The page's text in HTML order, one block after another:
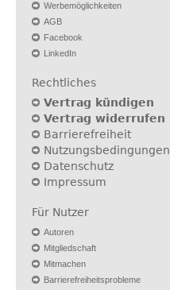
Werbemöglichkeiten
AGB
Facebook
LinkedIn
Rechtliches
Vertrag kündigen
Vertrag widerrufen
Barrierefreiheit
Nutzungsbedingungen
Datenschutz
Impressum
Für Nutzer
Autoren
Mitgliedschaft
Mitmachen
Barrierefreiheitsprobleme